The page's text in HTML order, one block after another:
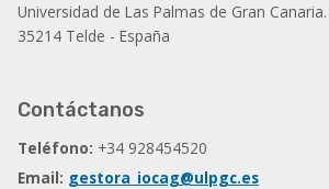
Universidad de Las Palmas de Gran Canaria.
35214 Telde - España
Contáctanos
Teléfono: +34 928454520
Email: gestora_iocag@ulpgc.es